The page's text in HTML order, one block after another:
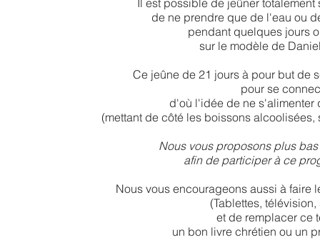
Il est possible de jeûner
de ne prendre que de l'eau ou
pendant quelques jours
sur le modèle de
Ce jeûne de 21 jours à pour but de
pour se
d'où l'idée de ne s'alimenter
(mettant de côté les boissons
Nous vous proposons plus
afin de participer à ce
Nous vous encourageons aussi à
(Tablettes,
et de remplacer ce
un bon livre chrétien ou un